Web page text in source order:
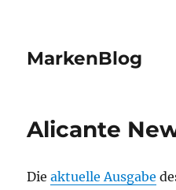
MarkenBlog
Alicante
Dieaktuelle Ausgabe